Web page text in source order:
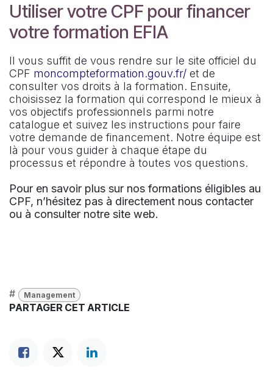
Utiliser votre CPF pour financer
votre formation EFIA
Il vous suffit de vous rendre sur le site officiel du
CPF moncompteformation.gouv.fr/ et de
consulter vos droits à la formation. Ensuite,
choisissez la formation qui correspond le mieux à
vos objectifs professionnels parmi notre
catalogue et suivez les instructions pour faire
votre demande de financement. Notre équipe est
là pour vous guider à chaque étape du
processus et répondre à toutes vos questions.
Pour en savoir plus sur nos formations éligibles au
CPF, n’hésitez pas à directement nous contacter
ou à consulter notre site web.
# Management
PARTAGER CET ARTICLE